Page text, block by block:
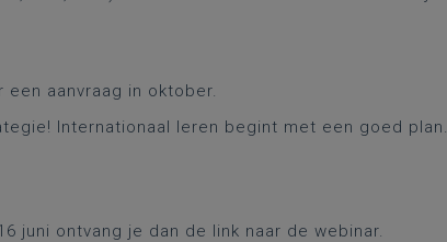
aanvraag in oktober.
Internationaal leren begint met een goed plan.
juni ontvang je dan de link naar de webinar.